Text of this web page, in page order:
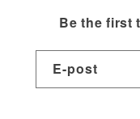
Be the first
E-post